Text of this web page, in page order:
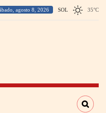
agosto 8, 2026 SOL 35°C